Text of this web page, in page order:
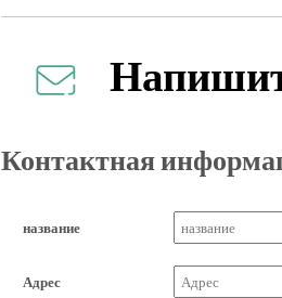
Контактная
название
Адрес